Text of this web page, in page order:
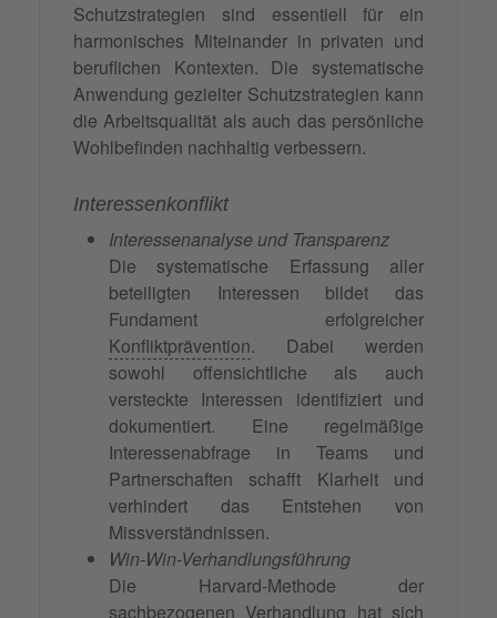
Schutzstrategien sind essentiell für ein
harmonisches Miteinander in privaten und
beruflichen Kontexten. Die systematische
Anwendung gezielter Schutzstrategien kann
die Arbeitsqualität als auch das persönliche
Wohlbefinden nachhaltig verbessern.
Interessenkonflikt
Interessenanalyse und Transparenz
Die systematische Erfassung aller
beteiligten Interessen bildet das
Fundament erfolgreicher
Konfliktprävention. Dabei werden
sowohl offensichtliche als auch
versteckte Interessen identifiziert und
dokumentiert. Eine regelmäßige
Interessenabfrage in Teams und
Partnerschaften schafft Klarheit und
verhindert das Entstehen von
Missverständnissen.
Win-Win-Verhandlungsführung
Die Harvard-Methode der
sachbezogenen Verhandlung hat sich